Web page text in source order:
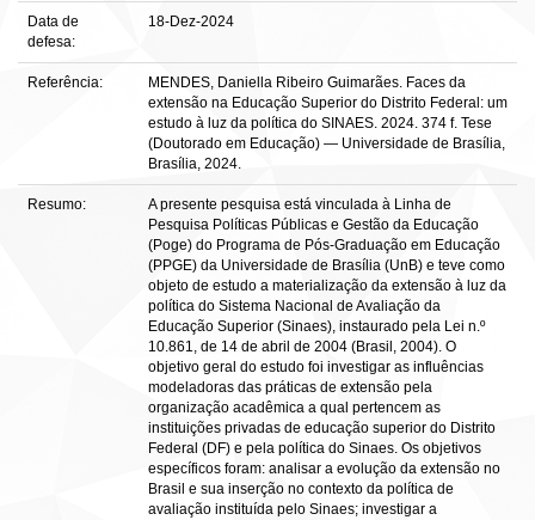
Data de
defesa:
18-Dez-2024
Referência:
MENDES, Daniella Ribeiro Guimarães. Faces da
extensão na Educação Superior do Distrito Federal: um
estudo à luz da política do SINAES. 2024. 374 f. Tese
(Doutorado em Educação) — Universidade de Brasília,
Brasília, 2024.
Resumo:
A presente pesquisa está vinculada à Linha de
Pesquisa Políticas Públicas e Gestão da Educação
(Poge) do Programa de Pós-Graduação em Educação
(PPGE) da Universidade de Brasília (UnB) e teve como
objeto de estudo a materialização da extensão à luz da
política do Sistema Nacional de Avaliação da
Educação Superior (Sinaes), instaurado pela Lei n.º
10.861, de 14 de abril de 2004 (Brasil, 2004). O
objetivo geral do estudo foi investigar as influências
modeladoras das práticas de extensão pela
organização acadêmica a qual pertencem as
instituições privadas de educação superior do Distrito
Federal (DF) e pela política do Sinaes. Os objetivos
específicos foram: analisar a evolução da extensão no
Brasil e sua inserção no contexto da política de
avaliação instituída pelo Sinaes; investigar a